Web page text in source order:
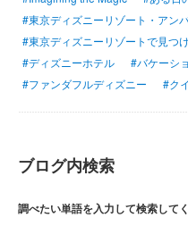
#東京ディズニーリゾート・アン
#東京ディズニーリゾートで見つ
#ディズニーホテル
#バケーシ
#ファンダフルディズニー
#ク
ブログ内検索
調べたい単語を入力して検索して